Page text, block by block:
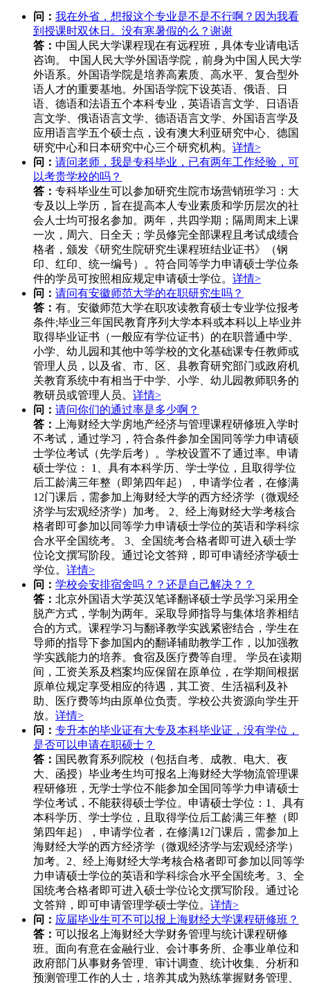
问： 我在外省，想报这个专业是不是不行啊？因为我看
到授课时双休日。没有寒暑假的么？谢谢
答： 中国人民大学课程现在有远程班，具体专业请电话
咨询。 中国人民大学外国语学院，前身为中国人民大学
外语系。外国语学院是培养高素质、高水平、复合型外
语人才的重要基地。外国语学院下设英语、俄语、日
语、德语和法语五个本科专业，英语语言文学、日语语
言文学、俄语语言文学、德语语言文学、外国语言学及
应用语言学五个硕士点，设有澳大利亚研究中心、德国
研究中心和日本研究中心三个研究机构。 详情>
问： 请问老师，我是专科毕业，已有两年工作经验，可
以考贵学校的吗？
答： 专科毕业生可以参加研究生院市场营销班学习：大
专及以上学历，旨在提高本人专业素质和学历层次的社
会人士均可报名参加。两年，共四学期；隔周周末上课
一次，周六、日全天；学员修完全部课程且考试成绩合
格者，颁发《研究生院研究生课程班结业证书》（钢
印、红印、统一编号）。符合同等学力申请硕士学位条
件的学员可按照相应规定申请硕士学位。 详情>
问： 请问有安徽师范大学的在职研究生吗？
答： 有。安徽师范大学在职攻读教育硕士专业学位报考
条件;毕业三年国民教育序列大学本科或本科以上毕业并
取得毕业证书（一般应有学位证书）的在职普通中学、
小学、幼儿园和其他中等学校的文化基础课专任教师或
管理人员，以及省、市、区、县教育研究部门或政府机
关教育系统中有相当于中学、小学、幼儿园教师职务的
教研员或管理人员。 详情>
问： 请问你们的通过率是多少啊？
答：
上海财经大学房地产经济与管理课程研修班入学时
不考试，通过学习，符合条件参加全国同等学力申请硕
士学位考试（先学后考）。学校设置不了通过率。申请
硕士学位： 1、具有本科学历、学士学位，且取得学位
后工龄满三年整（即第四年起），申请学位者，在修满
12门课后，需参加上海财经大学的西方经济学（微观经
济学与宏观经济学）加考。 2、经上海财经大学考核合
格者即可参加以同等学力申请硕士学位的英语和学科综
合水平全国统考。 3、全国统考合格者即可进入硕士学
位论文撰写阶段。通过论文答辩，即可申请经济学硕士
学位。 详情>
问： 学校会安排宿舍吗？？还是自己解决？？
答： 北京外国语大学英汉笔译翻译硕士学员学习采用全
脱产方式，学制为两年。采取导师指导与集体培养相结
合的方式。课程学习与翻译教学实践紧密结合，学生在
导师的指导下参加国内的翻译辅助教学工作，以加强教
学实践能力的培养。食宿及医疗费等自理。 学员在读期
间，工资关系及档案均应保留在原单位，在学期间根据
原单位规定享受相应的待遇，其工资、生活福利及补
助、医疗费等均由原单位负责。学校公共资源向学生开
放。 详情>
问： 专升本的毕业证有大专及本科毕业证，没有学位，
是否可以申请在职硕士？
答： 国民教育系列院校（包括自考、成教、电大、夜
大、函授）毕业考生均可报名上海财经大学物流管理课
程研修班，无学士学位不能参加全国同等学力申请硕士
学位考试，不能获得硕士学位。申请硕士学位：1、具有
本科学历、学士学位，且取得学位后工龄满三年整（即
第四年起），申请学位者，在修满12门课后，需参加上
海财经大学的西方经济学（微观经济学与宏观经济学）
加考。2、经上海财经大学考核合格者即可参加以同等学
力申请硕士学位的英语和学科综合水平全国统考。3、全
国统考合格者即可进入硕士学位论文撰写阶段。通过论
文答辩，即可申请管理学硕士学位。 详情>
问： 应届毕业生可不可以报上海财经大学课程研修班？
答： 可以报名上海财经大学财务管理与统计课程研修
班。面向有意在金融行业、会计事务所、企事业单位和
政府部门从事财务管理、审计调查、统计收集、分析和
预测管理工作的人士，培养其成为熟练掌握财务管理、